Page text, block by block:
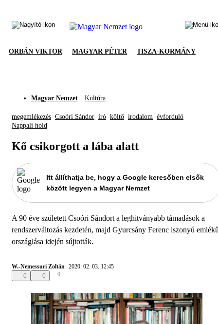
ORBÁN VIKTOR MAGYAR PÉTER TISZA-KORMÁNY
Magyar Nemzet Kultúra
megemlékezés Csoóri Sándor író költő irodalom évforduló
Nappali hold
Kő csikorgott a lába alatt
Itt állíthatja be, hogy a Google keresőben elsők
között legyen a Magyar Nemzet
A 90 éve született Csoóri Sándort a leghitványabb támadások a
rendszerváltozás kezdetén, majd Gyurcsány Ferenc iszonyú
országlása idején sújtották.
W.-Nemessuri Zoltán 2020. 02. 03. 12:45
0
0 0